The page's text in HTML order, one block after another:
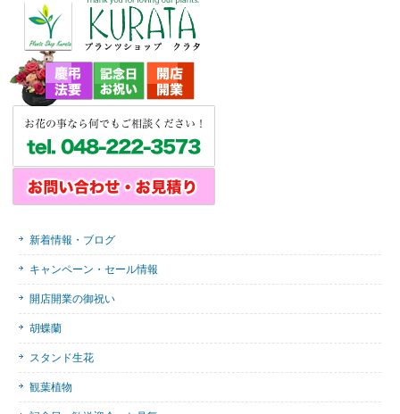
新着情報・ブログ
キャンペーン・セール情報
開店開業の御祝い
胡蝶蘭
スタンド生花
観葉植物